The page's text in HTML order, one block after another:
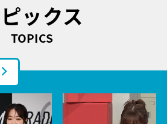
ックス
TOPICS